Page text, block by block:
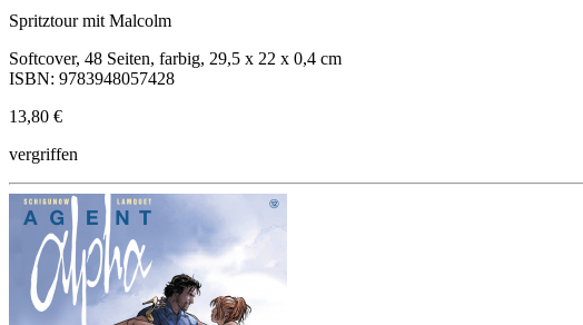
Spritztour mit Malcolm
Softcover, 48 Seiten, farbig, 29,5 x 22 x 0,4 cm
ISBN: 9783948057428
13,80 €
vergriffen